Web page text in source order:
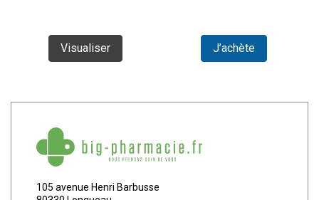
Visualiser J’achète
105 avenue Henri Barbusse